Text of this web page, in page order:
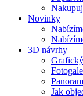
Novinky
3D návrhy
Jak